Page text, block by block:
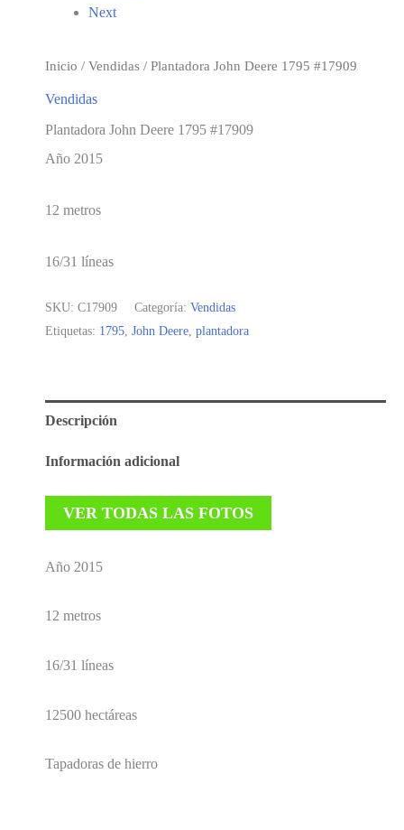
Next
Inicio / Vendidas / Plantadora John Deere 1795 #17909
Vendidas
Plantadora John Deere 1795 #17909
Año 2015
12 metros
16/31 líneas
SKU: C17909 Categoría: Vendidas
Etiquetas: 1795, John Deere, plantadora
Descripción
Información adicional
VER TODAS LAS FOTOS
Año 2015
12 metros
16/31 líneas
12500 hectáreas
Tapadoras de hierro